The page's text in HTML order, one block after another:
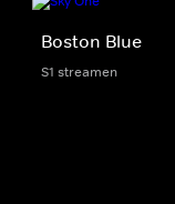
Boston Blue
S1 streamen